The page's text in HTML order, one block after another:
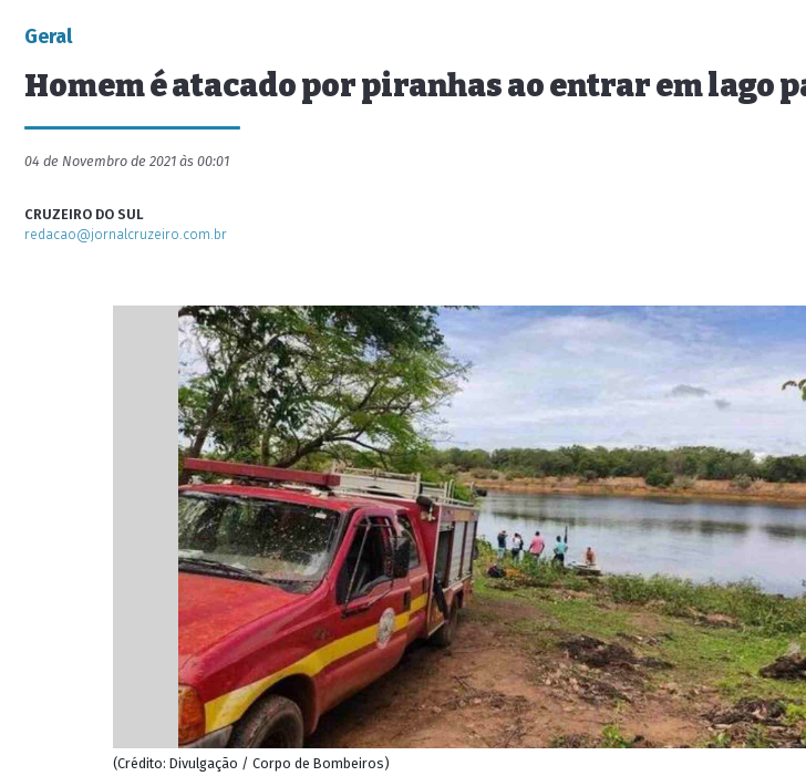
Geral
Homem é atacado por piranhas ao entrar em lago
04 de Novembro de 2021 às 00:01
CRUZEIRO DO SUL
redacao@jornalcruzeiro.com.br
(Crédito: Divulgação / Corpo de Bombeiros)